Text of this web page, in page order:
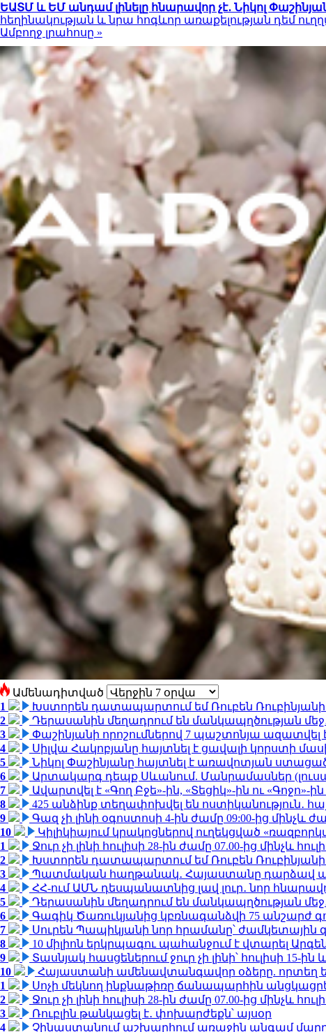
ԵԱՏՄ և ԵՄ անդամ լինելը հնարավոր չէ․ Նիկոլ
հեղինակության և նրա հոգևոր առաքելության դեմ
Ամբողջ լրահոսը »
Ամենադիտված
1
Խստորեն դատապարտում եմ Ռուբեն Ռուբինյանի
2
Դերասանին մեղադրում են մանկապղծության
3
Փաշինյանի որոշումներով 7 պաշտոնյա
4
Սիլվա Հակոբյանը հայտնել է ցավալի կորստի
5
Նիկոլ Փաշինյանը հայտնել է առավոտյան
6
Արտակարգ դեպք Սևանում. Մանրամասներ
7
Ավարտվել է «Գող Բջե»-ին, «Տեցիկ»-ին ու
8
425 անձինք տեղափոխվել են ոստիկանություն․
9
Գազ չի լինի օգոստոսի 4-ին ժամը 09:00-ից մինչև
10
Կիլիկիայում կրակոցներով ուղեկցված
1
Ջուր չի լինի հուլիսի 28-ին ժամը 07.00-ից մինչև
2
Խստորեն դատապարտում եմ Ռուբեն Ռուբինյանի
3
Պատմական հաղթանակ․ Հայաստանը դարձավ
4
ՀՀ-ում ԱՄՆ դեսպանատնից լավ լուր․ նոր
5
Դերասանին մեղադրում են մանկապղծության
6
Գագիկ Ծառուկյանից կբռնագանձվի 75 անշարժ
7
Սուրեն Պապիկյանի նոր հրամանը՝ ժամկետային
8
10 միլիոն երկրպագու պահանջում է վտարել
9
Տասնյակ հասցեներում ջուր չի լինի՝ հուլիսի 15-ին
10
Հայաստանի ամենավտանգավոր օձերը. որտեղ
1
Սոչի մեկնող ինքնաթիռը ճանապարհին
2
Ջուր չի լինի հուլիսի 28-ին ժամը 07.00-ից մինչև
3
Ռուբլին թանկացել է․ փոխարժեքն՝ այսօր
4
Չինաստանում աշխարհում առաջին անգամ